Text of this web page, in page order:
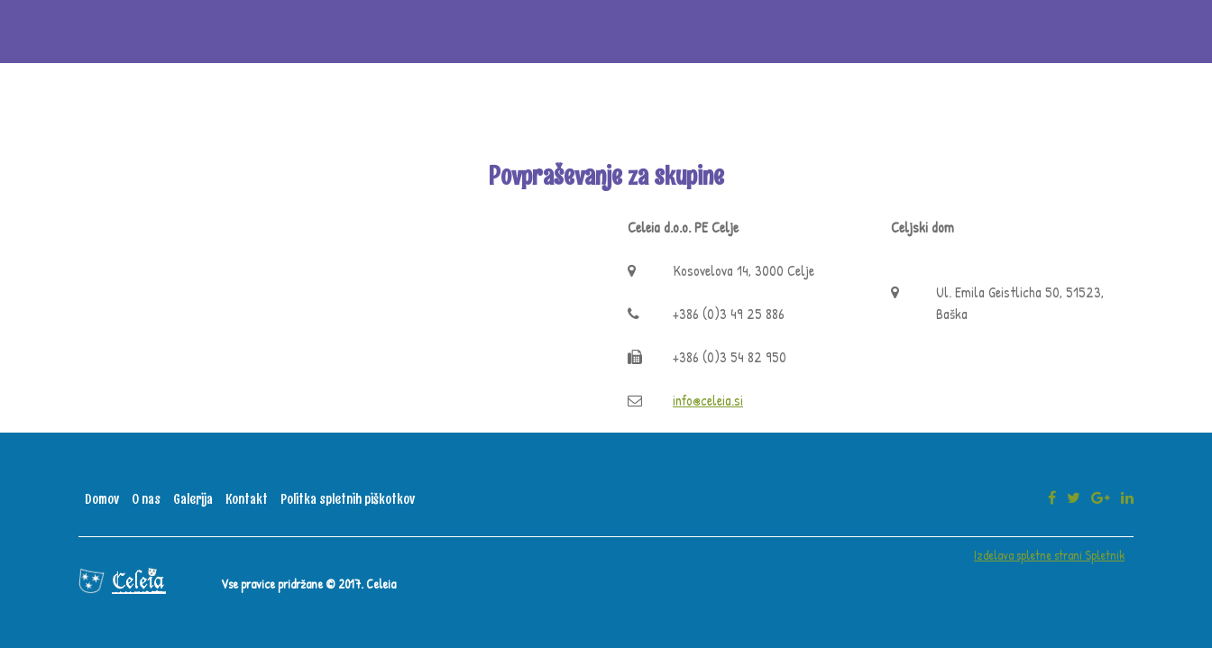
Povpraševanje za skupine
Celeia d.o.o. PE Celje
Kosovelova 14, 3000 Celje
+386 (0)3 49 25 886
+386 (0)3 54 82 950
info@celeia.si
Celjski dom
Ul. Emila Geistlicha 50, 51523,
Ba ška
Domov O nas Galerija Kontakt Politka spletnih piškotkov
Vse pravice pridržane © 2017. Celeia
Izdelava spletne strani Spletnik